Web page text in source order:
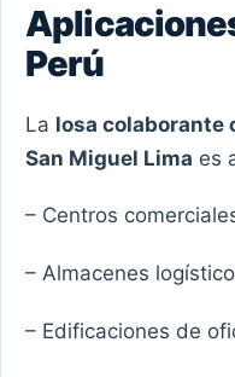
Perú
La losa colaborante
San Miguel Lima es
– Centros
– Almacenes
– Edificaciones de